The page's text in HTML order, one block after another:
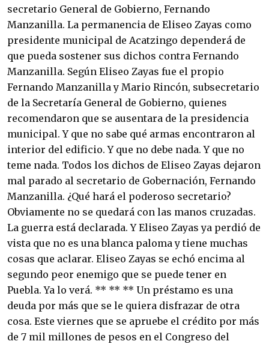
secretario General de Gobierno, Fernando
Manzanilla. La permanencia de Eliseo Zayas como
presidente municipal de Acatzingo dependerá de
que pueda sostener sus dichos contra Fernando
Manzanilla. Según Eliseo Zayas fue el propio
Fernando Manzanilla y Mario Rincón, subsecretario
de la Secretaría General de Gobierno, quienes
recomendaron que se ausentara de la presidencia
municipal. Y que no sabe qué armas encontraron al
interior del edificio. Y que no debe nada. Y que no
teme nada. Todos los dichos de Eliseo Zayas dejaron
mal parado al secretario de Gobernación, Fernando
Manzanilla. ¿Qué hará el poderoso secretario?
Obviamente no se quedará con las manos cruzadas.
La guerra está declarada. Y Eliseo Zayas ya perdió de
vista que no es una blanca paloma y tiene muchas
cosas que aclarar. Eliseo Zayas se echó encima al
segundo peor enemigo que se puede tener en
Puebla. Ya lo verá. ** ** ** Un préstamo es una
deuda por más que se le quiera disfrazar de otra
cosa. Este viernes que se apruebe el crédito por más
de 7 mil millones de pesos en el Congreso del